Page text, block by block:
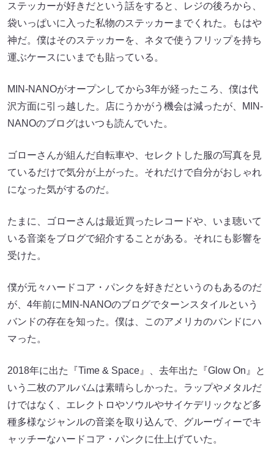
ステッカーが好きだという話をすると、レジの後ろから、
袋いっぱいに入った私物のステッカーまでくれた。もはや
神だ。僕はそのステッカーを、ネタで使うフリップを持ち
運ぶケースにいまでも貼っている。
MIN-NANOがオープンしてから3年が経ったころ、僕は代
沢方面に引っ越した。店にうかがう機会は減ったが、MIN-
NANOのブログはいつも読んでいた。
ゴローさんが組んだ自転車や、セレクトした服の写真を見
ているだけで気分が上がった。それだけで自分がおしゃれ
になった気がするのだ。
たまに、ゴローさんは最近買ったレコードや、いま聴いて
いる音楽をブログで紹介することがある。それにも影響を
受けた。
僕が元々ハードコア・パンクを好きだというのもあるのだ
が、4年前にMIN-NANOのブログでターンスタイルという
バンドの存在を知った。僕は、このアメリカのバンドにハ
マった。
2018年に出た『Time & Space』、去年出た『Glow On』と
いう二枚のアルバムは素晴らしかった。ラップやメタルだ
けではなく、エレクトロやソウルやサイケデリックなど多
種多様なジャンルの音楽を取り込んで、グルーヴィーでキ
ャッチーなハードコア・パンクに仕上げていた。